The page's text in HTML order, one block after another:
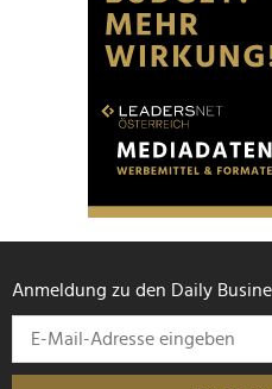
Anmeldung zu den Daily